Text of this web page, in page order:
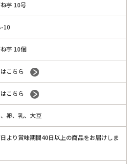
芋 10号
10
芋 10個
こちら
こちら
卵、乳、大豆
より賞味期間40日以上の商品をお届けしま